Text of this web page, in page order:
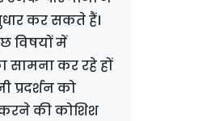
कर सकते हैं।
विषयों में
सामना कर रहे हों
प्रदर्शन को
की कोशिश